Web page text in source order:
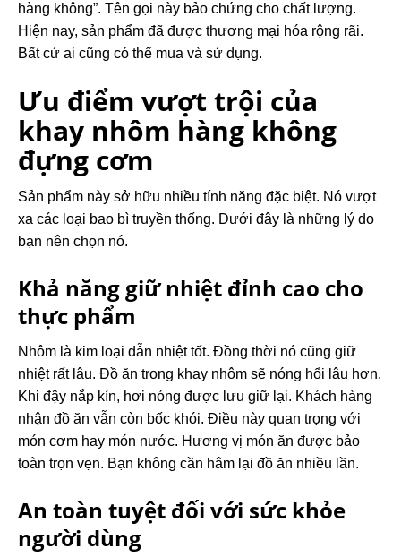
hàng không”. Tên gọi này bảo chứng cho chất lượng.
Hiện nay, sản phẩm đã được thương mại hóa rộng rãi.
Bất cứ ai cũng có thể mua và sử dụng.
Ưu điểm vượt trội của
khay nhôm hàng không
đựng cơm
Sản phẩm này sở hữu nhiều tính năng đặc biệt. Nó vượt
xa các loại bao bì truyền thống. Dưới đây là những lý do
bạn nên chọn nó.
Khả năng giữ nhiệt đỉnh cao cho
thực phẩm
Nhôm là kim loại dẫn nhiệt tốt. Đồng thời nó cũng giữ
nhiệt rất lâu. Đồ ăn trong khay nhôm sẽ nóng hổi lâu hơn.
Khi đậy nắp kín, hơi nóng được lưu giữ lại. Khách hàng
nhận đồ ăn vẫn còn bốc khói. Điều này quan trọng với
món cơm hay món nước. Hương vị món ăn được bảo
toàn trọn vẹn. Bạn không cần hâm lại đồ ăn nhiều lần.
An toàn tuyệt đối với sức khỏe
người dùng